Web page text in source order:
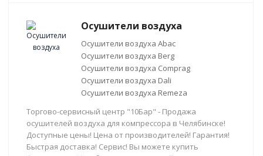
Осушители воздуха
Осушители воздуха Abac
Осушители воздуха Berg
Осушители воздуха Comprag
Осушители воздуха Dali
Осушители воздуха Remeza
Торгово-сервисный центр "10Бар" - Продажа
осушителей воздуха для компрессора в Челябинске!
Доступные цены! Цена от производителей! Гарантия!
Быстрая доставка! Сервис! Вы можете купить